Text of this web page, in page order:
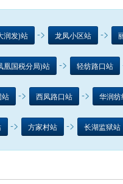
润发)站 -> 龙凤小区站 ->
凰国税分局)站 -> 轻纺路口站
站 -> 西凤路口站 -> 华润纺
-> 方家村站 -> 长湖监狱站